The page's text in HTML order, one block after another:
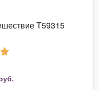
Т59315